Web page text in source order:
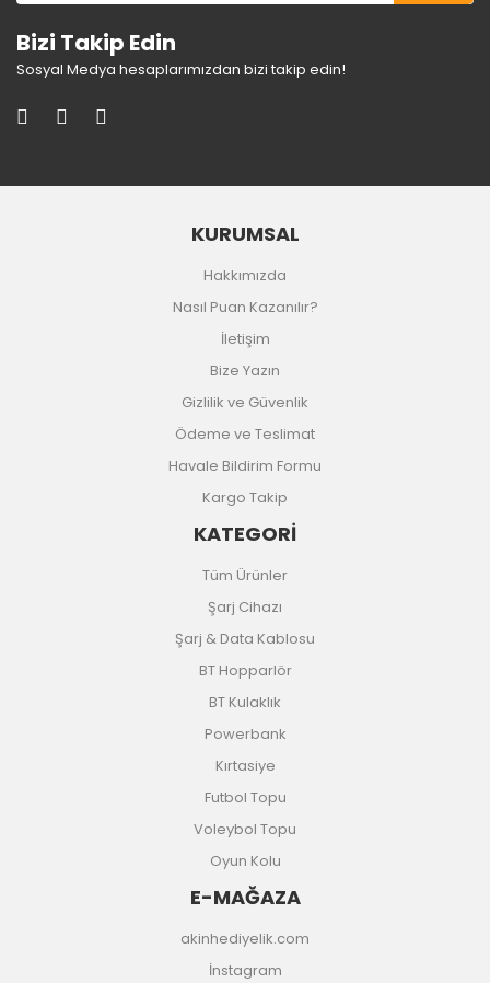
Bizi Takip Edin
Sosyal Medya hesaplarımızdan bizi takip edin!
KURUMSAL
Hakkımızda
Nasıl Puan Kazanılır?
İletişim
Bize Yazın
Gizlilik ve Güvenlik
Ödeme ve Teslimat
Havale Bildirim Formu
Kargo Takip
KATEGORİ
Tüm Ürünler
Şarj Cihazı
Şarj & Data Kablosu
BT Hopparlör
BT Kulaklık
Powerbank
Kırtasiye
Futbol Topu
Voleybol Topu
Oyun Kolu
E-MAĞAZA
akinhediyelik.com
İnstagram